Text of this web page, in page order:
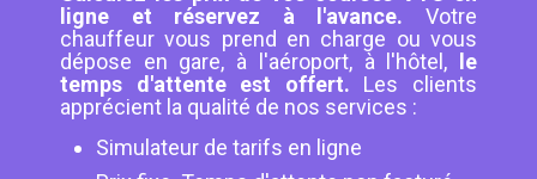
ligne et réservez à l'avance. Votre
chauffeur vous prend en charge ou vous
dépose en gare, à l'aéroport, à l'hôtel,
le
temps d'attente est offert. Les clients
apprécient la qualité de nos services :
Simulateur de tarifs en ligne